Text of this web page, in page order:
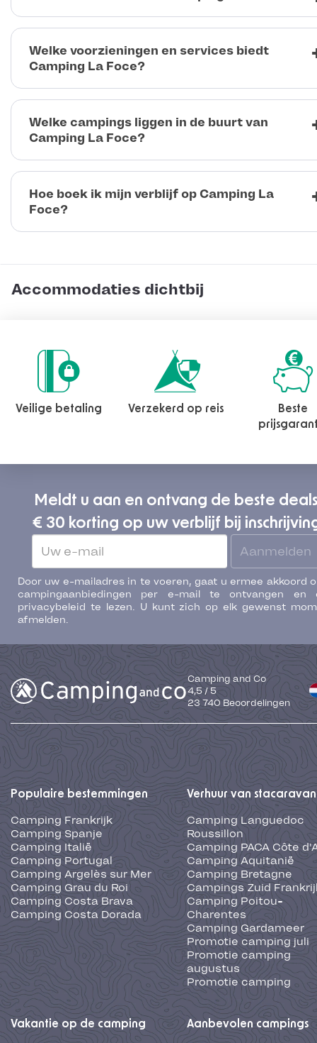
Welke voorzieningen en services biedt
Camping La Foce?
Welke campings liggen in de buurt van
Camping La Foce?
Hoe boek ik mijn verblijf op Camping La
Foce?
Accommodaties dichtbij
Veilige betaling Verzekerd op reis
Beste
Meldt u aan en ontvang de beste deals
€ 30 korting op uw verblijf bij
Aanmelden
Door uw e-mailadres in te voeren, gaat u ermee akkoord
campingaanbiedingen per e-mail te ontvangen en
privacybeleid te lezen. U kunt zich op elk gewenst
afmelden.
Camping and Co
4,5/5
23 740 Beoordelingen
Populaire bestemmingen
Camping Frankrijk
Camping Spanje
Camping Italië
Camping Portugal
Camping Argelès sur Mer
Camping Grau du Roi
Camping Costa Brava
Camping Costa Dorada
Verhuur van
Camping Languedoc
Roussillon
Camping PACA Côte
Camping Aquitanië
Camping Bretagne
Campings Zuid
Camping Poitou-
Charentes
Camping Gardameer
Promotie camping juli
Promotie camping
augustus
Promotie camping
Vakantie op de camping Aanbevolen campings